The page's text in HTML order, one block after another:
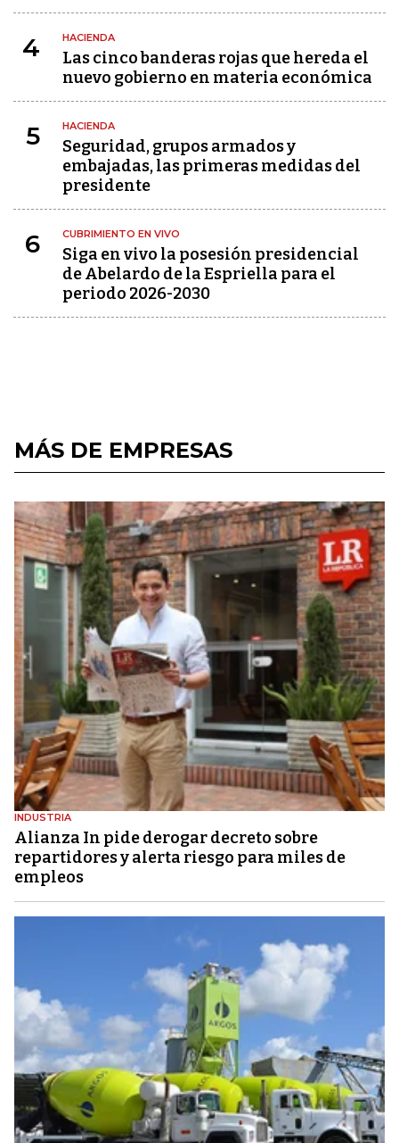
4 HACIENDA
Las cinco banderas rojas que hereda el
nuevo gobierno en materia económica
5 HACIENDA
Seguridad, grupos armados y
embajadas, las primeras medidas del
presidente
6 CUBRIMIENTO EN VIVO
Siga en vivo la posesión presidencial
de Abelardo de la Espriella para el
periodo 2026-2030
MÁS DE EMPRESAS
INDUSTRIA
Alianza In pide derogar decreto sobre
repartidores y alerta riesgo para miles de
empleos